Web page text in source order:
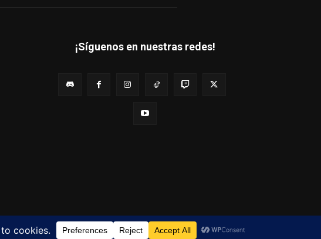
¡Síguenos en nuestras redes!
Login Quienes Somos Estados Financieros Contáctanos